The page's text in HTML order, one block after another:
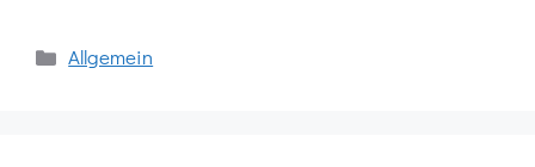
Kategorien
Allgemein